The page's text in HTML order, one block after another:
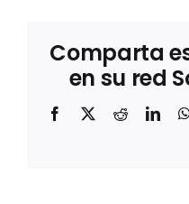
Comparta
en su red
Facebook
X Reddit